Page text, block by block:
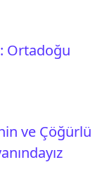
Ortadoğu
ve Çöğürlü